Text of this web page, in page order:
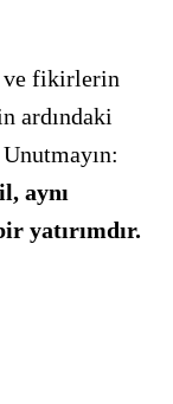
ve fikirlerin
ardındaki
aynı
yatırımdır.